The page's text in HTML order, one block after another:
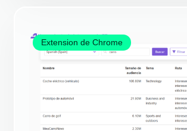
Extension de Chrome